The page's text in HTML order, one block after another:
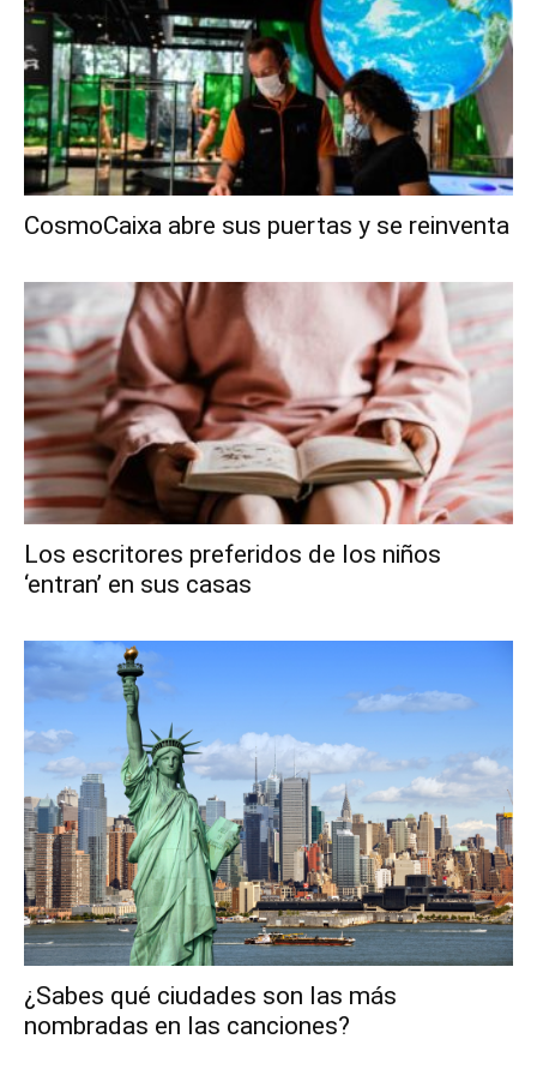
CosmoCaixa abre sus puertas y se reinventa
Los escritores preferidos de los niños
‘entran’ en sus casas
¿Sabes qué ciudades son las más
nombradas en las canciones?